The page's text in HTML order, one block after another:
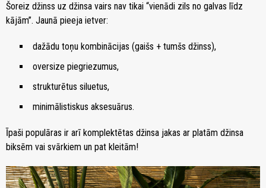
Šoreiz džinss uz džinsa vairs nav tikai “vienādi zils no galvas līdz
kājām”. Jaunā pieeja ietver:
dažādu toņu kombinācijas (gaišs + tumšs džinss),
oversize piegriezumus,
strukturētus siluetus,
minimālistiskus aksesuārus.
Īpaši populāras ir arī komplektētas džinsa jakas ar platām džinsa
biksēm vai svārkiem un pat kleitām!